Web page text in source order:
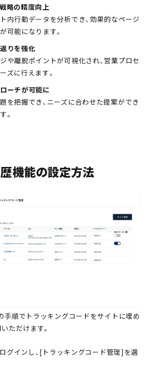
略の精度向上
内行動データを分析でき、効果的なページ
可能になります。
りを強化
や離脱ポイントが可視化され、営業プロセ
ズに行えます。
ーチが可能に
を把握でき、ニーズに合わせた提案ができ
。
機能の設定方法
手順でトラッキングコードをサイトに埋め
ただけます。
インし、[トラッキングコード管理]を選